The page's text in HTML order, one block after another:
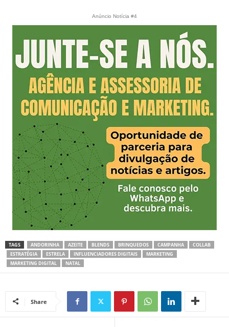
Anúncio Notícia #4
TAGS ANDORINHA AZEITE BLENDS BRINQUEDOS CAMPANHA
COLLAB
ESTRATÉGIA
ESTRELA INFLUENCIADORES DIGITAIS
MARKETING
MARKETING DIGITAL
NATAL
Share